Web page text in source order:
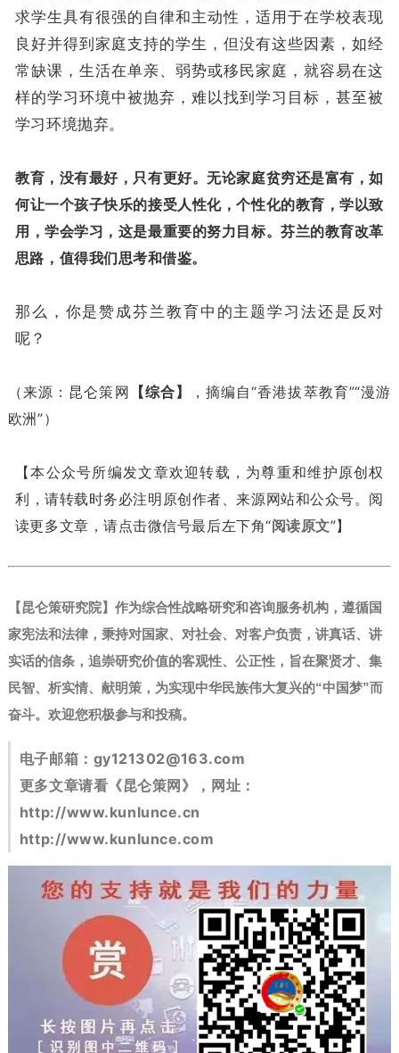
求学生具有很强的自律和主动性，适用于在学校表现
良好并得到家庭支持的学生，但没有这些因素，如经
常缺课，生活在单亲、弱势或移民家庭，就容易在这
样的学习环境中被抛弃，难以找到学习目标，甚至被
学习环境抛弃。
教育，没有最好，只有更好。无论家庭贫穷还是富有，如
何让一个孩子快乐的接受人性化，个性化的教育，学以致
用，学会学习，这是最重要的努力目标。芬兰的教育改革
思路，值得我们思考和借鉴。
那么，你是赞成芬兰教育中的主题学习法还是反对
呢？
（来源：昆仑策网 【综合】
，摘编自“香港拔萃教育”“漫游
欧洲”）
【本公众号所编发文章欢迎转载，为尊重和维护原创权
利，请转载时务必注明原创作者、来源网站和公众号。阅
读更多文章，请点击微信号最后左下角“阅读原文”】
【昆仑策研究院】作为综合性战略研究和咨询服务机构，遵循国
家宪法和法律，秉持对国家、对社会、对客户负责，讲真话、讲
实话的信条，追崇研究价值的客观性、公正性，旨在聚贤才、集
民智、析实情、献明策，为实现中华民族伟大复兴的“中国梦”而
奋斗。 欢迎您积极参与和投稿。
电子邮箱： gy121302@163.com
更多文章请看《昆仑策网》，网址：
http://www.kunlunce.cn
http://www.kunlunce.com